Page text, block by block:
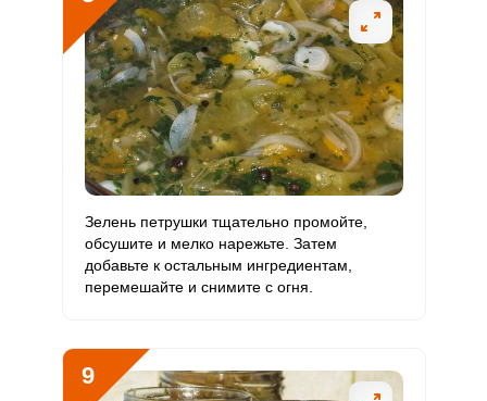
Зелень петрушки тщательно промойте,
обсушите и мелко нарежьте. Затем
добавьте к остальным ингредиентам,
перемешайте и снимите с огня.
9